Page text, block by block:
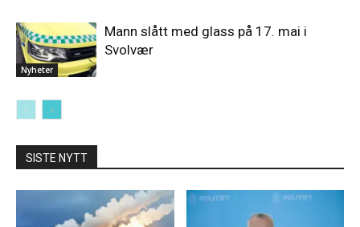
Nyheter
Mann slått med glass på 17. mai i
Svolvær
SISTE NYTT